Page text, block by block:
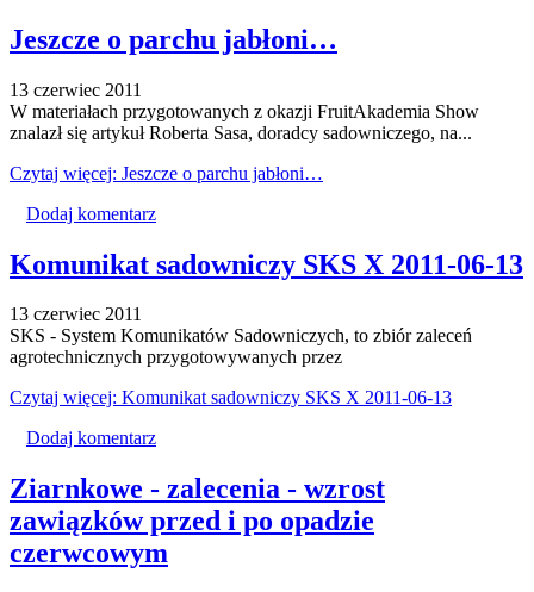
Jeszcze o parchu jabłoni…
13 czerwiec 2011
W materiałach przygotowanych z okazji FruitAkademia Show
znalazł się artykuł Roberta Sasa, doradcy sadowniczego, na...
Czytaj więcej: Jeszcze o parchu jabłoni…
Dodaj komentarz
Komunikat sadowniczy SKS X 2011-06-13
13 czerwiec 2011
SKS - System Komunikatów Sadowniczych, to zbiór zaleceń
agrotechnicznych przygotowywanych przez
Czytaj więcej: Komunikat sadowniczy SKS X 2011-06-13
Dodaj komentarz
Ziarnkowe - zalecenia - wzrost
zawiązków przed i po opadzie
czerwcowym